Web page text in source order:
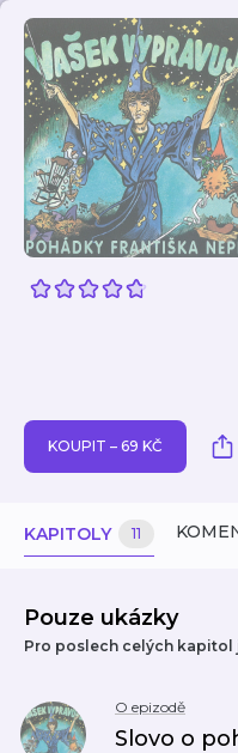
KOUPIT – 69 KČ
KAPITOLY 11
Pouze ukázky
Pro poslech celých
O epizodě
Slovo o